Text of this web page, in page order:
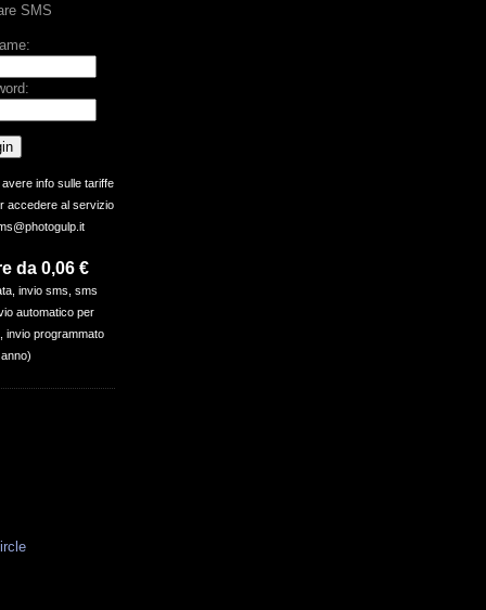
SMS
info sulle tariffe
accedere al servizio
da 0,06 €
invio sms, sms
automatico per
invio programmato